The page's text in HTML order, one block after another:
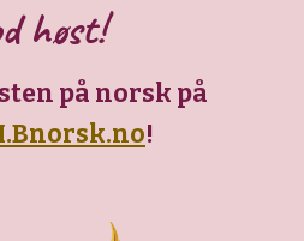
høst!
på norsk på
!